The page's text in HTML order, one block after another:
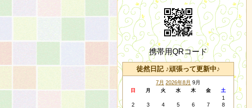
携帯用QRコード
徒然日記 ♪頑張って更新中♪
7月 2026年8月 9月
日 月 火 水 木 金 土
1
2
3 4 5 6 7
8